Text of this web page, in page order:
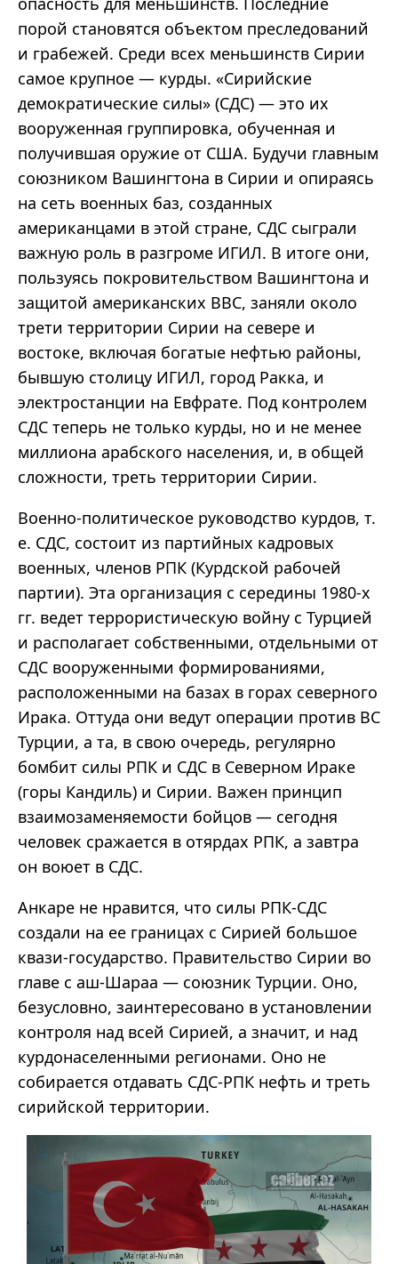
порой становятся объектом преследований
и грабежей. Среди всех меньшинств Сирии
самое крупное — курды. «Сирийские
демократические силы» (СДС) — это их
вооруженная группировка, обученная и
получившая оружие от США. Будучи главным
союзником Вашингтона в Сирии и опираясь
на сеть военных баз, созданных
американцами в этой стране, СДС сыграли
важную роль в разгроме ИГИЛ. В итоге они,
пользуясь покровительством Вашингтона и
защитой американских ВВС, заняли около
трети территории Сирии на севере и
востоке, включая богатые нефтью районы,
бывшую столицу ИГИЛ, город Ракка, и
электростанции на Евфрате. Под контролем
СДС теперь не только курды, но и не менее
миллиона арабского населения, и, в общей
сложности, треть территории Сирии.
Военно-политическое руководство курдов, т.
е. СДС, состоит из партийных кадровых
военных, членов РПК (Курдской рабочей
партии). Эта организация с середины 1980-х
гг. ведет террористическую войну с Турцией
и располагает собственными, отдельными от
СДС вооруженными формированиями,
расположенными на базах в горах северного
Ирака. Оттуда они ведут операции против ВС
Турции, а та, в свою очередь, регулярно
бомбит силы РПК и СДС в Северном Ираке
(горы Кандиль) и Сирии. Важен принцип
взаимозаменяемости бойцов — сегодня
человек сражается в отярдах РПК, а завтра
он воюет в СДС.
Анкаре не нравится, что силы РПК-СДС
создали на ее границах с Сирией большое
квази-государство. Правительство Сирии во
главе с аш-Шараа — союзник Турции. Оно,
безусловно, заинтересовано в установлении
контроля над всей Сирией, а значит, и над
курдонаселенными регионами. Оно не
собирается отдавать СДС-РПК нефть и треть
сирийской территории.